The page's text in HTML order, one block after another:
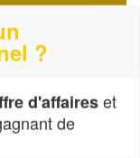
PAUL
?
d'affaireset
de